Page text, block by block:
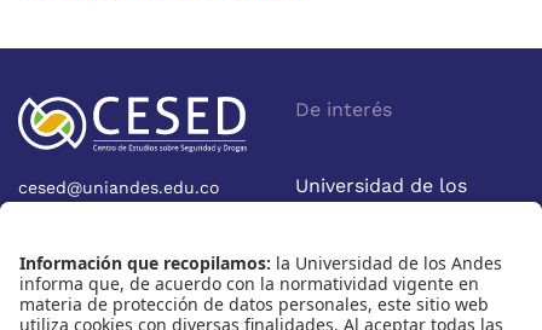
cesed@uniandes.edu.co
Bogotá - Colombia
De interés
Universidad de los
Facultad de Economía